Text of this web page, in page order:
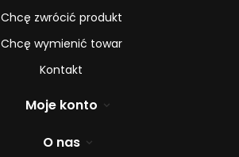
Chcę zwrócić produkt
Chcę wymienić towar
Kontakt
Moje konto
O nas